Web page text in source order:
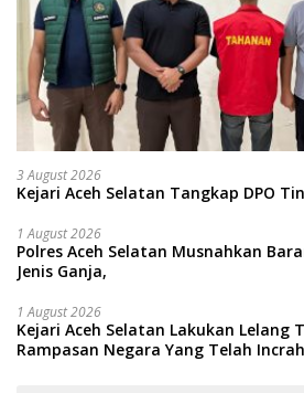
3 August 2026
Kejari Aceh Selatan Tangkap DPO
1 August 2026
Polres Aceh Selatan Musnahkan
Jenis Ganja,
1 August 2026
Kejari Aceh Selatan Lakukan Lelang
Rampasan Negara Yang Telah